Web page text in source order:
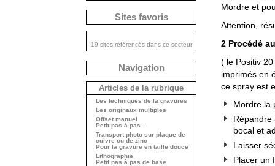
Mordre et
Attention,
2 Procédé
( le Positiv
imprimés en
ce spray est
Mordre la
Répandre
bocal et
Laisser
Placer un
Sites favoris
19 sites référencés dans ce secteur
Navigation
Articles de la rubrique
Les techniques de la gravures
Les originaux multiples
Offset manuel
Petit pas à pas ...
Transport photo sur plaque de
cuivre ou de zinc
Pour la gravure en taille douce
Lithographie
Petit pas à pas de base